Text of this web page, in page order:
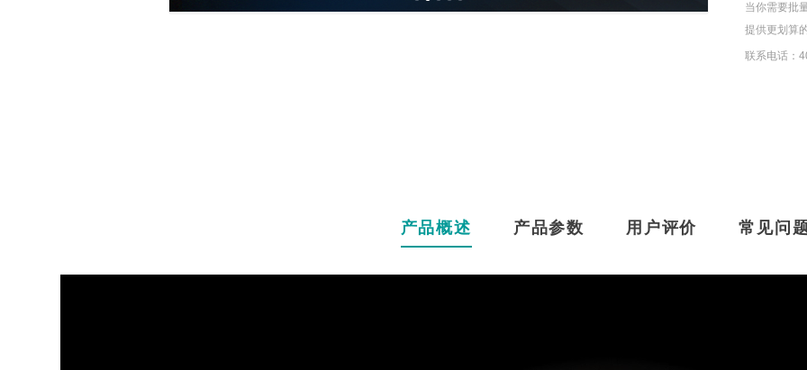
当你需要批
提供更划算
联系电话：
产品概述 产品参数 用户评价 常见问